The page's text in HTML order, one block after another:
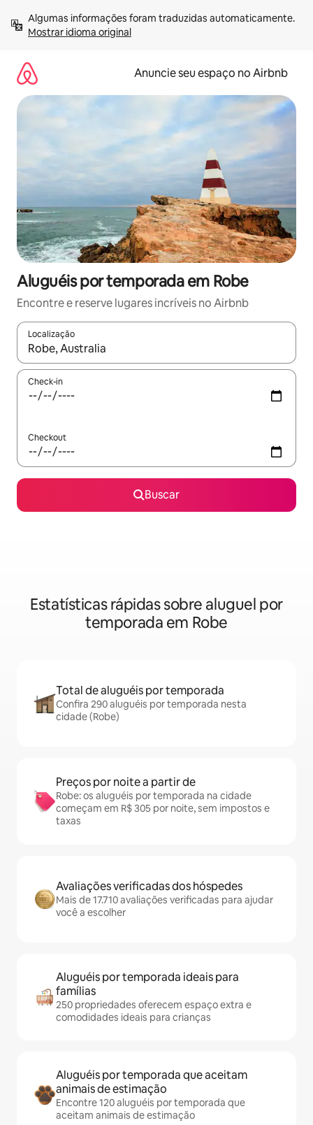
para
Mostrar idioma original
Anuncie seu espaço no Airbnb
Aluguéis por temporada em Robe
Encontre e reserve lugares incríveis no Airbnb
Localização
Quando os resultados estiverem disponíveis, explore-os
Check-in
Checkout
Buscar
Estatísticas rápidas sobre aluguel por
temporada em Robe
Total de aluguéis por temporada
Confira 290 aluguéis por temporada nesta
cidade (Robe)
Preços por noite a partir de
Robe: os aluguéis por temporada na cidade
começam em R$ 305 por noite, sem impostos e
taxas
Avaliações verificadas dos hóspedes
Mais de 17.710 avaliações verificadas para ajudar
você a escolher
Aluguéis por temporada ideais para
famílias
250 propriedades oferecem espaço extra e
comodidades ideais para crianças
Aluguéis por temporada que aceitam
animais de estimação
Encontre 120 aluguéis por temporada que
aceitam animais de estimação